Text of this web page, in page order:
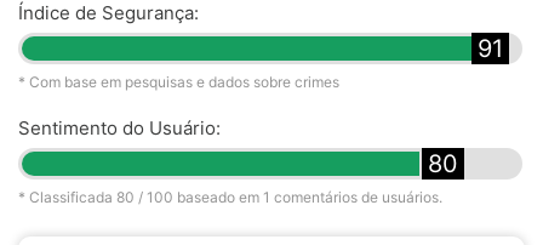
Índice de Segurança:
91
* Com base em pesquisas e dados sobre crimes
Sentimento do Usuário:
80
* Classificada 80 / 100 baseado em 1 comentários de usuários.